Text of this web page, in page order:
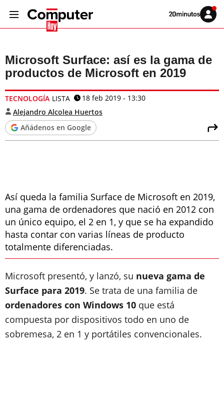
Volver
Iniciar
sesión
Microsoft Surface: así es la gama de
productos de Microsoft en 2019
TECNOLOGÍA LISTA
18 feb 2019 - 13:30
Alejandro Alcolea Huertos
Añádenos en Google
Así queda la familia Surface de Microsoft en 2019,
una gama de ordenadores que nació en 2012 con
un único equipo, el 2 en 1, y que se ha expandido
hasta contar con varias líneas de producto
totalmente diferenciadas.
Microsoft presentó, y lanzó, su nueva gama de
Surface para 2019. Se trata de una familia de
ordenadores con Windows 10 que está
compuesta por dispositivos todo en uno de
sobremesa, 2 en 1 y portátiles convencionales.